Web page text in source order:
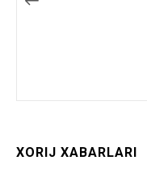
XORIJ XABARLARI